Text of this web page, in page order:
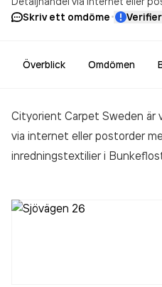
Skriv ett omdöme·
Överblick Omdömen
Cityorient Carpet Sweden är
via internet eller postorder
inredningstextilieri